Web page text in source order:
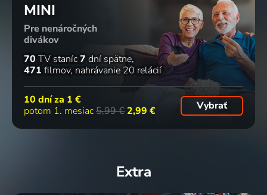
MINI
Pre nenáročných
divákov
70 TV staníc7 dní spätne
471 filmov nahrávanie 20 relácií
10 dní za 1 €
potom 1. mesiac5,99 € 2,99 € Vybrať
Extra